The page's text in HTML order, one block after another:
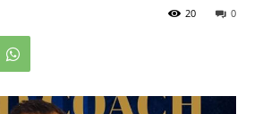
0
20